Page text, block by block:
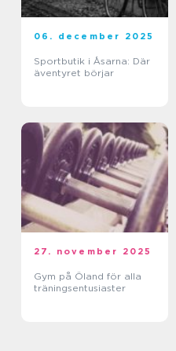
06. december 2025
Sportbutik i Åsarna: Där
äventyret börjar
27. november 2025
Gym på Öland för alla
träningsentusiaster